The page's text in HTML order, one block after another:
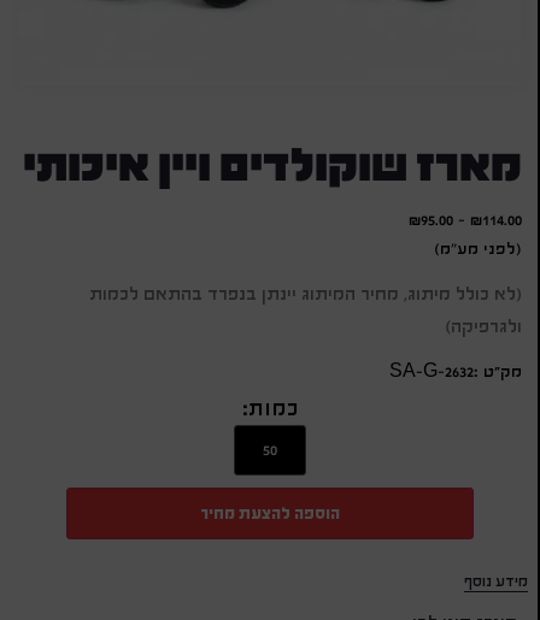
מארז שוקולדים ויין איכותי
₪114.00
-
₪95.00
(לפני מע"מ)
(לא כולל מיתוג, מחיר המיתוג יינתן בנפרד בהתאם לכמות
ולגרפיקה)
מק״ט :SA-G-2632
כמות:
הוספה להצעת מחיר
מידע נוסף